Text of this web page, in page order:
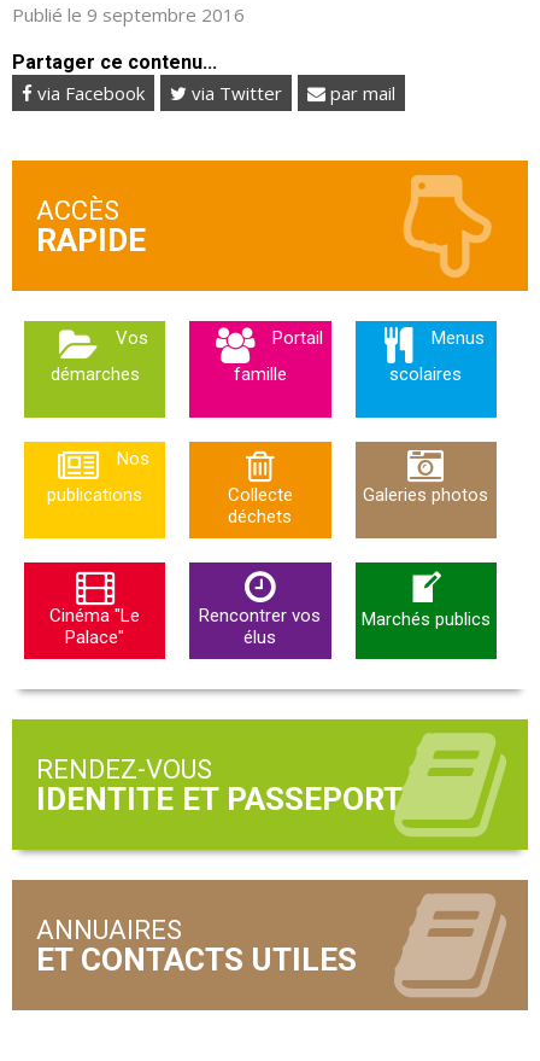
Publié le 9 septembre 2016
Partager ce contenu...
via Facebook via Twitter par mail
ACCÈS
Vos
démarches
Portail
famille
Menus
scolaires
Nos
publications
Collecte
déchets
Galeries photos
Cinéma "Le
Palace"
Rencontrer vos
élus
Marchés publics
RENDEZ-VOUS
ANNUAIRES